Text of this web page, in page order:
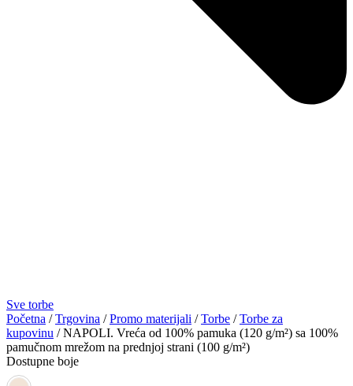
Sve torbe
Početna /Trgovina /Promo materijali /Torbe /Torbe za
kupovinu / NAPOLI. Vreća od 100% pamuka (120 g/m²) sa 100%
pamučnom mrežom na prednjoj strani (100 g/m²)
Dostupne boje